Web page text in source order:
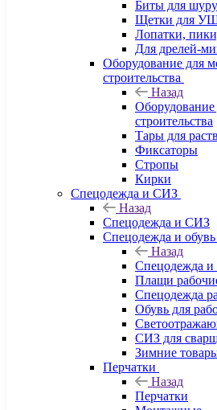
Биты для
Щетки для
Лопатки,
Для дрелей-
Оборудование для
строительства
Назад
строительства
Тары для
Фиксаторы
Стропы
Кирки
Спецодежда и СИЗ
Назад
Спецодежда и СИЗ
Спецодежда и обувь
Назад
Спецодежда и
Плащи
Спецодежда
Обувь для
СИЗ для
Зимние
Перчатки
Назад
Перчатки